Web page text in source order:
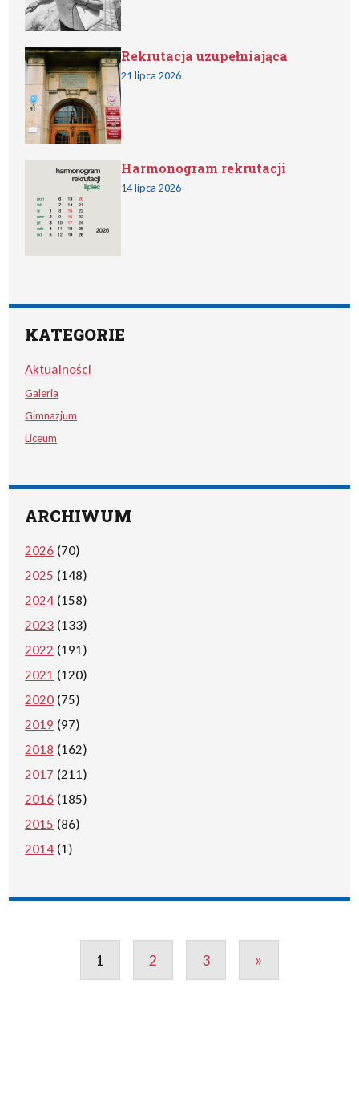
Rekrutacja uzupełniająca
21 lipca 2026
Harmonogram rekrutacji
14 lipca 2026
KATEGORIE
Aktualności
Galeria
Gimnazjum
Liceum
ARCHIWUM
2026 (70)
2025 (148)
2024 (158)
2023 (133)
2022 (191)
2021 (120)
2020 (75)
2019 (97)
2018 (162)
2017 (211)
2016 (185)
2015 (86)
2014 (1)
1 2 3 »